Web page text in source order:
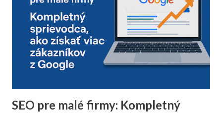
doručiteľnosti a znížiť riziko, že vaše e-maily skončia v
spam priečinku. Zamerajte sa najmä na tých príjemcov, ktorí
dlhodobo neotvárali e-maily – zvážte, či má zmysel ich
osloviť špeciálnou reaktivačnou kampaňou, alebo ich radšej
úplne odstrániť z databázy. 2. Segmentácia kontaktov podľa
minuloročnej v...
SEO pre malé firmy: Kompletný